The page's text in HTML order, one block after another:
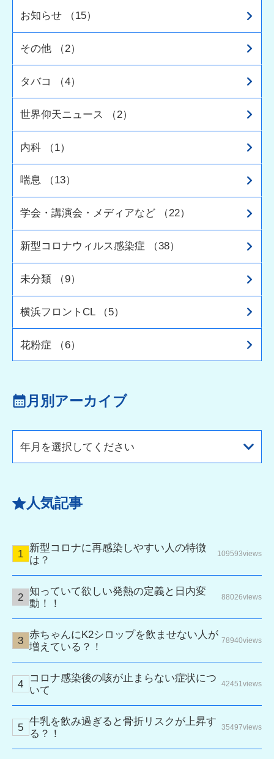
お知らせ （15）
その他 （2）
タバコ （4）
世界仰天ニュース （2）
内科 （1）
喘息 （13）
学会・講演会・メディアなど （22）
新型コロナウィルス感染症 （38）
未分類 （9）
横浜フロントCL （5）
花粉症 （6）
月別アーカイブ
年月を選択してください
人気記事
新型コロナに再感染しやすい人の特徴
は？
109593views
知っていて欲しい発熱の定義と日内変
動！！
88026views
赤ちゃんにK2シロップを飲ませない人が
増えている？！
78940views
コロナ感染後の咳が止まらない症状につ
いて
42451views
牛乳を飲み過ぎると骨折リスクが上昇す
る？！
35497views